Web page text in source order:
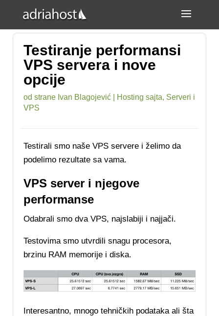
Testiranje performansi
VPS servera i nove
opcije
od strane Ivan Blagojević Hosting sajta, Serveri i
VPS
Testirali smo naše VPS servere i želimo da
podelimo rezultate sa vama.
VPS server i njegove
performanse
Odabrali smo dva VPS, najslabiji i najjači.
Testovima smo utvrdili snagu procesora,
brzinu RAM memorije i diska.
Interesantno, mnogo tehničkih podataka ali šta